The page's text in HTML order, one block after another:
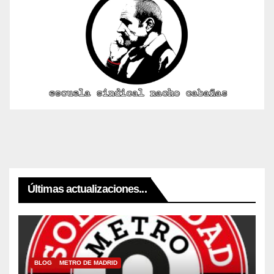
Últimas actualizaciones...
BLOG METRO DE MADRID